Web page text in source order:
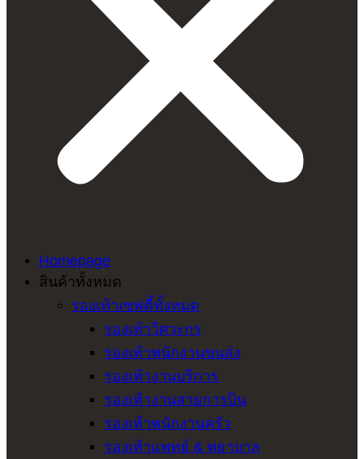
Homepage
สินค้าทั้งหมด
รองเท้าเซฟตี้ทั้งหมด
รองเท้าวิศวะกร
รองเท้าพนักงานขนส่ง
รองเท้างานบริการ
รองเท้างานสายการบิน
รองเท้าพนักงานครัว
รองเท้าแพทย์ & พยาบาล